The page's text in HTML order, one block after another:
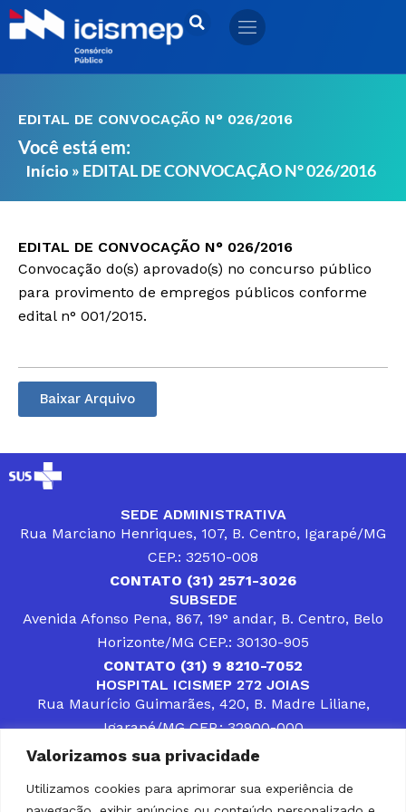
Valorizamos sua privacidade
Utilizamos cookies para aprimorar sua experiência de
Ir
para
EDITAL DE CONVOCAÇÃO N° 026/2016
Você está em:
Início » EDITAL DE CONVOCAÇÃO N° 026/2016
EDITAL DE CONVOCAÇÃO N° 026/2016
Convocação do(s) aprovado(s) no concurso público
para provimento de empregos públicos conforme
edital n° 001/2015.
Baixar Arquivo
SEDE ADMINISTRATIVA
Rua Marciano Henriques, 107, B. Centro, Igarapé/MG
CEP.: 32510-008
CONTATO (31) 2571-3026
SUBSEDE
Avenida Afonso Pena, 867, 19° andar, B. Centro, Belo
Horizonte/MG CEP.: 30130-905
CONTATO (31) 9 8210-7052
HOSPITAL ICISMEP 272 JOIAS
Rua Maurício Guimarães, 420, B. Madre Liliane,
Igarapé/MG CEP.: 32900-000
CONTATOS (31) 3512-4400 ou (31) 9 8309-8660
DESENVOLVER SOLUÇÕES, AÇÕES E SERVIÇOS
PÚBLICOS QUE COMPLEMENTEM A ASSISTÊNCIA À
POPULAÇÃO DA REGIÃO EM QUE ATUA, SENDO